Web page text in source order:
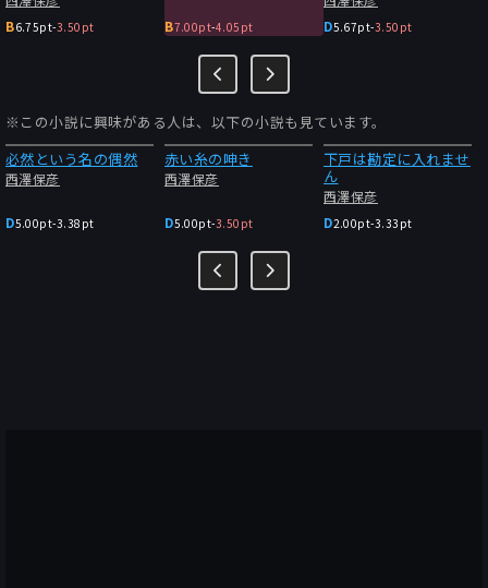
B6.75pt-3.50pt B7.00pt-4.05pt
D5.67pt-3.50pt
※この小説に興味がある人は、以下の小説も見ています。
必然という名の偶然
西澤保彦
D5.00pt-3.38pt
赤い糸の呻き
西澤保彦
D5.00pt-3.50pt
下戸は勘定に入れませ
ん
西澤保彦
D2.00pt-3.33pt